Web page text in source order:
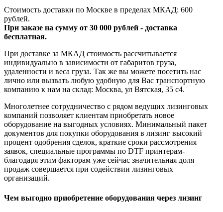
Стоимость доставки по Москве в пределах МКАД: 600
рублей.
При заказе на сумму от 30 000 рублей - доставка
бесплатная.
При доставке за МКАД стоимость рассчитывается
индивидуально в зависимости от габаритов груза,
удаленности и веса груза. Так же вы можете посетить нас
лично или вызвать любую удобную для Вас транспортную
компанию к нам на склад: Москва, ул Вятская, 35 c4.
Многолетнее сотрудничество с рядом ведущих лизинговых
компаний позволяет клиентам приобретать новое
оборудование на выгодных условиях. Минимальный пакет
документов для покупки оборудования в лизинг высокий
процент одобрения сделок, краткие сроки рассмотрения
заявок, специальные программы по DTF принтерам-
благодаря этим факторам уже сейчас значительная доля
продаж совершается при содействии лизинговых
организаций.
Чем выгодно приобретение оборудования через лизинг